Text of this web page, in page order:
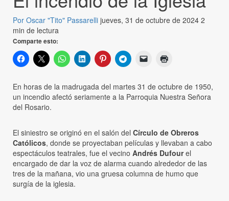
Por Oscar "Tito" Passarelli jueves, 31 de octubre de 2024 2
min de lectura
Comparte esto:
En horas de la madrugada del martes 31 de octubre de 1950,
un incendio afectó seriamente a la Parroquia Nuestra Señora
del Rosario.
El siniestro se originó en el salón del Círculo de Obreros
Católicos, donde se proyectaban películas y llevaban a cabo
espectáculos teatrales, fue el vecino Andrés Dufourel
encargado de dar la voz de alarma cuando alrededor de las
tres de la mañana, vio una gruesa columna de humo que
surgía de la iglesia.